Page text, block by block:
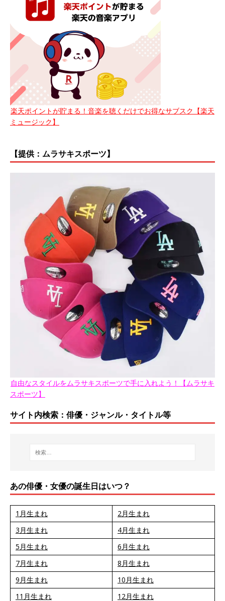
楽天ポイントが貯まる！音楽を聴くだけでお得なサブスク【楽天
ミュージック】
【提供：ムラサキスポーツ】
自由なスタイルをムラサキスポーツで手に入れよう！【ムラサキ
スポーツ】
サイト内検索：俳優・ジャンル・タイトル等
あの俳優・女優の誕生日はいつ？
1月生まれ
2月生まれ
3月生まれ
4月生まれ
5月生まれ
6月生まれ
7月生まれ
8月生まれ
9月生まれ
10月生まれ
11月生まれ
12月生まれ